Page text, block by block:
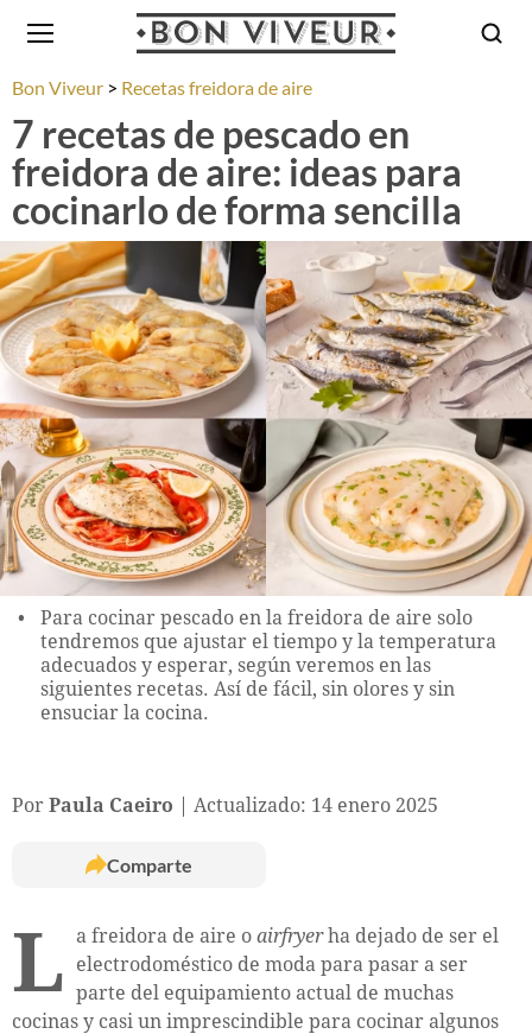
Bon Viveur Recetas freidora de aire
7 recetas de pescado en
freidora de aire: ideas para
cocinarlo de forma sencilla
Para cocinar pescado en la freidora de aire solo
tendremos que ajustar el tiempo y la temperatura
adecuados y esperar, según veremos en las
siguientes recetas. Así de fácil, sin olores y sin
ensuciar la cocina.
Por Paula Caeiro Actualizado: 14 enero 2025
Comparte
L a freidora de aire o airfryerha dejado de ser el
electrodoméstico de moda para pasar a ser
parte del equipamiento actual de muchas
cocinas y casi un imprescindible para cocinar algunos